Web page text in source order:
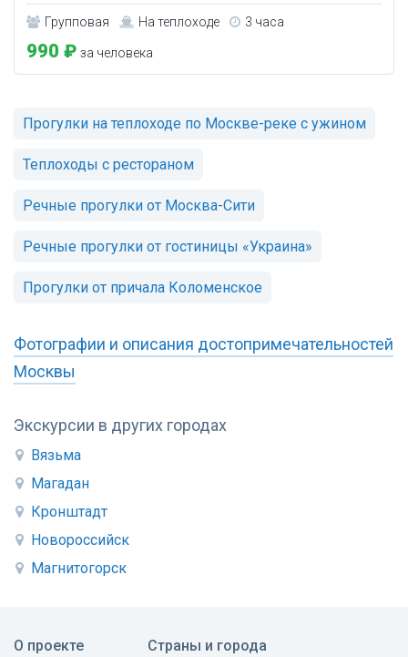
Экскурсии в других городах
Вязьма
Магадан
Кронштадт
Новороссийск
Магнитогорск
Групповая На теплоходе 3 часа
990 ₽ за человека
Прогулки на теплоходе по Москве-реке с ужином
Теплоходы с рестораном
Речные прогулки от Москва-Сити
Речные прогулки от гостиницы «Украина»
Прогулки от причала Коломенское
Фотографии и описания достопримечательностей
Москвы
О проекте Страны и города